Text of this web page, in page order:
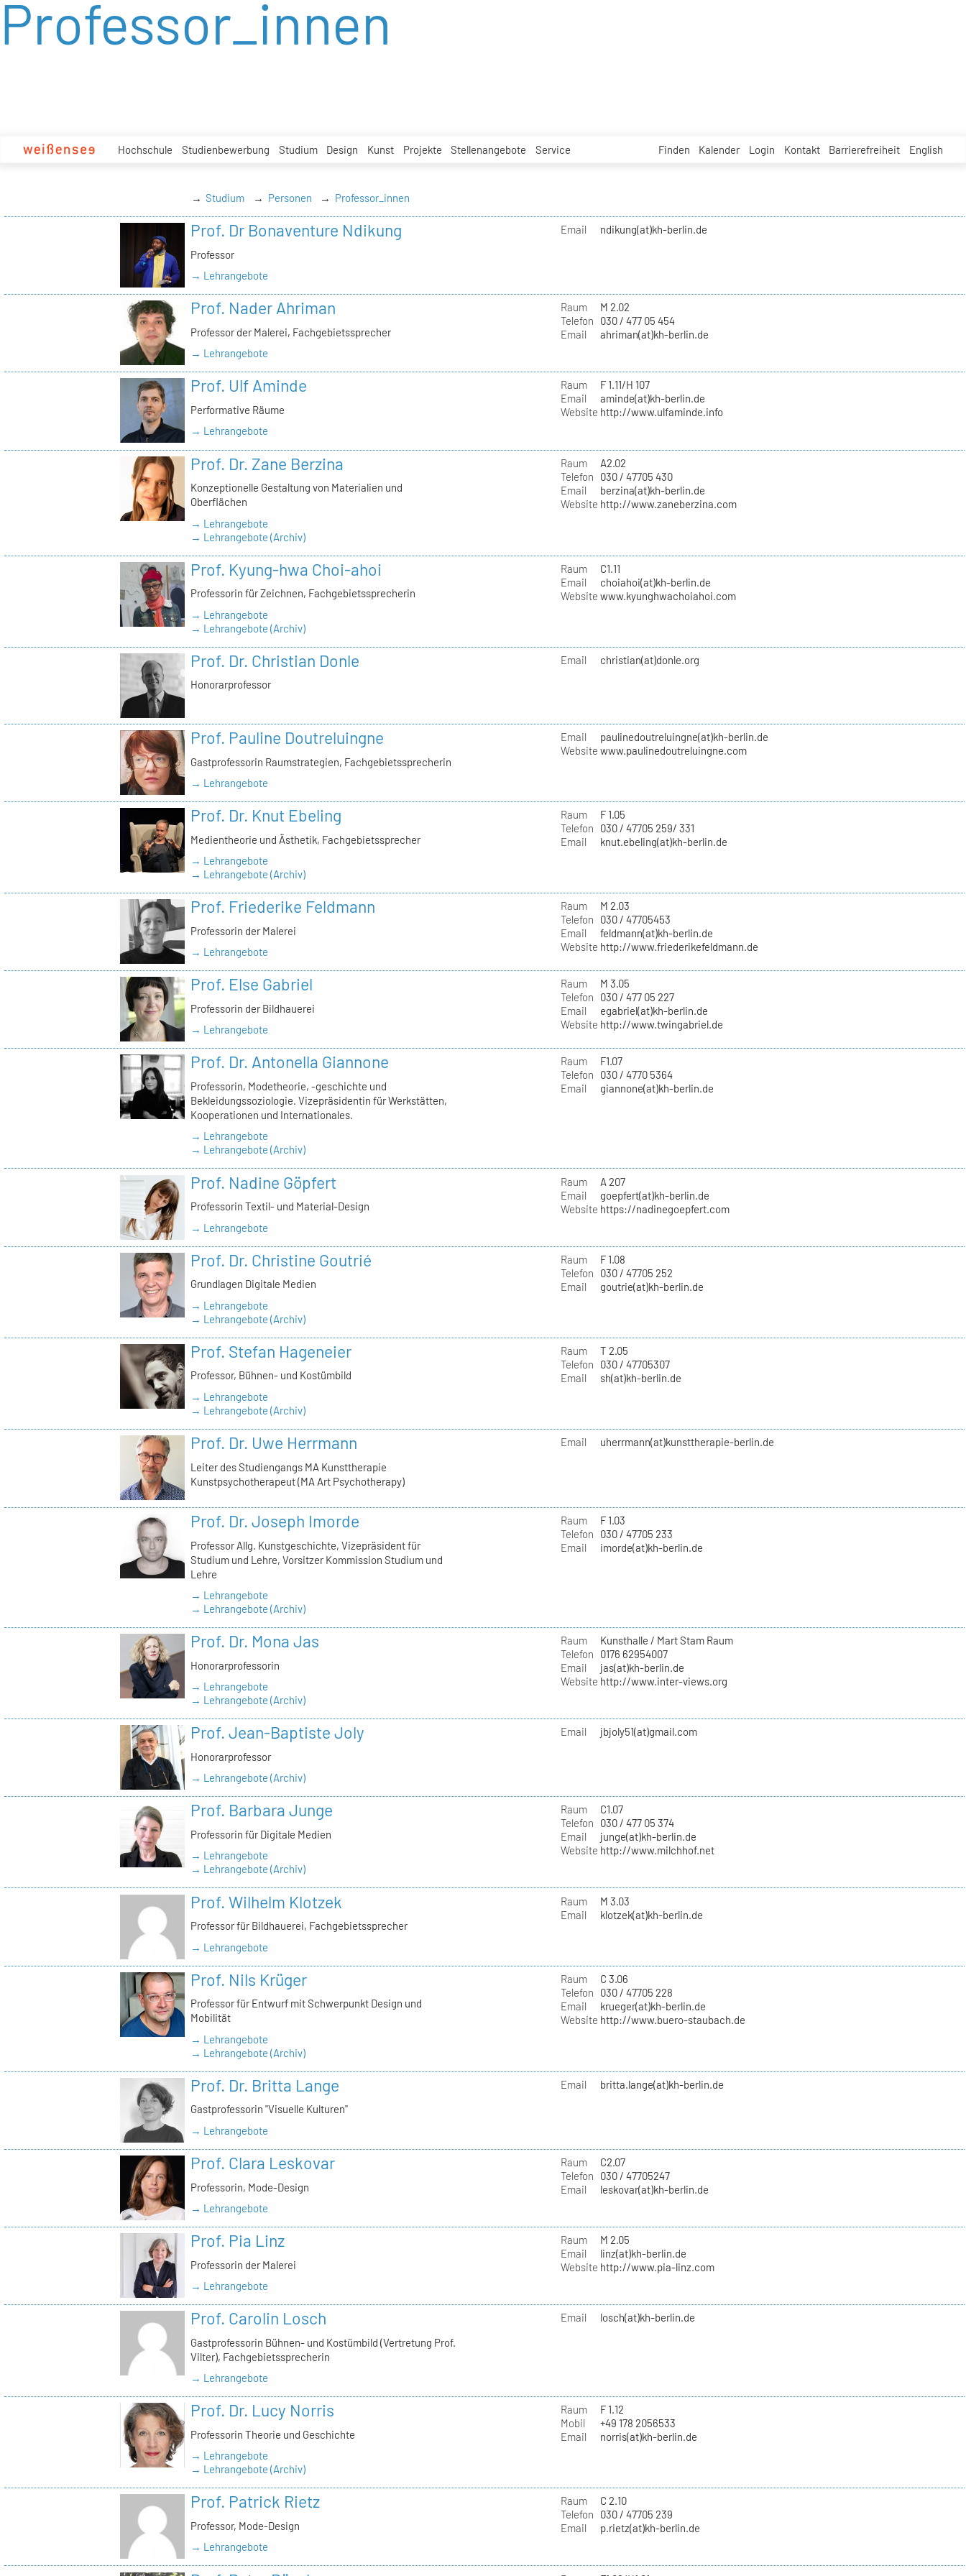
zum
Inhalt
Hochschule Studienbewerbung Studium Design Kunst Projekte Stellenangebote Service Finden Kalender Login Kontakt Barrierefreiheit English
Professor_innen
Studium Personen Professor_innen
Prof. Dr Bonaventure Ndikung
Professor
→ Lehrangebote
Email ndikung(at)kh-berlin.de
Prof. Nader Ahriman
Professor der Malerei, Fachgebietssprecher
→ Lehrangebote
Raum
M 2.02
Telefon
030 / 477 05 454
Email
ahriman(at)kh-berlin.de
Prof. Ulf Aminde
Performative Räume
→ Lehrangebote
Raum
F 1.11/H 107
Email
aminde(at)kh-berlin.de
Website http://www.ulfaminde.info
Prof. Dr. Zane Berzina
Konzeptionelle Gestaltung von Materialien und
Oberflächen
→ Lehrangebote
→ Lehrangebote (Archiv)
Raum
A2.02
Telefon
030 / 47705 430
Email
berzina(at)kh-berlin.de
Website http://www.zaneberzina.com
Prof. Kyung-hwa Choi-ahoi
Professorin für Zeichnen, Fachgebietssprecherin
→ Lehrangebote
→ Lehrangebote (Archiv)
Raum
C1.11
Email
choiahoi(at)kh-berlin.de
Website www.kyunghwachoiahoi.com
Prof. Dr. Christian Donle
Honorarprofessor
Email christian(at)donle.org
Prof. Pauline Doutreluingne
Gastprofessorin Raumstrategien, Fachgebietssprecherin
→ Lehrangebote
Email
paulinedoutreluingne(at)kh-berlin.de
Website www.paulinedoutreluingne.com
Prof. Dr. Knut Ebeling
Medientheorie und Ästhetik, Fachgebietssprecher
→ Lehrangebote
→ Lehrangebote (Archiv)
Raum
F 1.05
Telefon
030 / 47705 259/ 331
Email
knut.ebeling(at)kh-berlin.de
Prof. Friederike Feldmann
Professorin der Malerei
→ Lehrangebote
Raum
M 2.03
Telefon
030 / 47705453
Email
feldmann(at)kh-berlin.de
Website http://www.friederikefeldmann.de
Prof. Else Gabriel
Professorin der Bildhauerei
→ Lehrangebote
Raum
M 3.05
Telefon
030 / 477 05 227
Email
egabriel(at)kh-berlin.de
Website http://www.twingabriel.de
Prof. Dr. Antonella Giannone
Professorin, Modetheorie, -geschichte und
Bekleidungssoziologie. Vizepräsidentin für Werkstätten,
Kooperationen und Internationales.
→ Lehrangebote
→ Lehrangebote (Archiv)
Raum
F1.07
Telefon
030 / 4770 5364
Email
giannone(at)kh-berlin.de
Prof. Nadine Göpfert
Professorin Textil- und Material-Design
→ Lehrangebote
Raum
A 207
Email
goepfert(at)kh-berlin.de
Website https://nadinegoepfert.com
Prof. Dr. Christine Goutrié
Grundlagen Digitale Medien
→ Lehrangebote
→ Lehrangebote (Archiv)
Raum
F 1.08
Telefon
030 / 47705 252
Email
goutrie(at)kh-berlin.de
Prof. Stefan Hageneier
Professor, Bühnen- und Kostümbild
→ Lehrangebote
→ Lehrangebote (Archiv)
Raum
T 2.05
Telefon
030 / 47705307
Email
sh(at)kh-berlin.de
Prof. Dr. Uwe Herrmann
Leiter des Studiengangs MA Kunsttherapie
Kunstpsychotherapeut (MA Art Psychotherapy)
Email uherrmann(at)kunsttherapie-berlin.de
Prof. Dr. Joseph Imorde
Professor Allg. Kunstgeschichte, Vizepräsident für
Studium und Lehre, Vorsitzer Kommission Studium und
Lehre
→ Lehrangebote
→ Lehrangebote (Archiv)
Raum
F 1.03
Telefon
030 / 47705 233
Email
imorde(at)kh-berlin.de
Prof. Dr. Mona Jas
Honorarprofessorin
→ Lehrangebote
→ Lehrangebote (Archiv)
Raum
Kunsthalle / Mart Stam Raum
Telefon
0176 62954007
Email
jas(at)kh-berlin.de
Website http://www.inter-views.org
Prof. Jean-Baptiste Joly
Honorarprofessor
→ Lehrangebote (Archiv)
Email jbjoly51(at)gmail.com
Prof. Barbara Junge
Professorin für Digitale Medien
→ Lehrangebote
→ Lehrangebote (Archiv)
Raum
C1.07
Telefon
030 / 477 05 374
Email
junge(at)kh-berlin.de
Website http://www.milchhof.net
Prof. Wilhelm Klotzek
Professor für Bildhauerei, Fachgebietssprecher
→ Lehrangebote
Raum
M 3.03
Email
klotzek(at)kh-berlin.de
Prof. Nils Krüger
Professor für Entwurf mit Schwerpunkt Design und
Mobilität
→ Lehrangebote
→ Lehrangebote (Archiv)
Raum
C 3.06
Telefon
030 / 47705 228
Email
krueger(at)kh-berlin.de
Website http://www.buero-staubach.de
Prof. Dr. Britta Lange
Gastprofessorin "Visuelle Kulturen"
→ Lehrangebote
Email britta.lange(at)kh-berlin.de
Prof. Clara Leskovar
Professorin, Mode-Design
→ Lehrangebote
Raum
C2.07
Telefon
030 / 47705247
Email
leskovar(at)kh-berlin.de
Prof. Pia Linz
Professorin der Malerei
→ Lehrangebote
Raum
M 2.05
Email
linz(at)kh-berlin.de
Website http://www.pia-linz.com
Prof. Carolin Losch
Gastprofessorin Bühnen- und Kostümbild (Vertretung Prof.
Vilter), Fachgebietssprecherin
→ Lehrangebote
Email losch(at)kh-berlin.de
Prof. Dr. Lucy Norris
Professorin Theorie und Geschichte
→ Lehrangebote
→ Lehrangebote (Archiv)
Raum
F 1.12
Mobil
+49 178 2056533
Email
norris(at)kh-berlin.de
Prof. Patrick Rietz
Professor, Mode-Design
→ Lehrangebote
Raum
C 2.10
Telefon
030 / 47705 239
Email
p.rietz(at)kh-berlin.de